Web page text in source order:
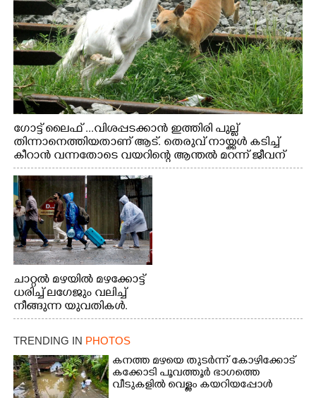
ഗോട്ട് ലൈഫ് ...വിശപ്പടക്കാൻ ഇത്തിരി പുല്ല്
തിന്നാനെത്തിയതാണ് ആട്. തെരുവ് നായ്ക്കൾ കടിച്ച്
കീറാൻ വന്നതോടെ വയറിന്റെ ആന്തൽ മറന്ന് ജീവന്
വേണ്ടിയായി ഓട്ടം. എറണാകുളം വാത്തുരുത്തിയിൽ
നിന്നുള്ള കാഴ്ച
ചാറ്റൽ മഴയിൽ മഴക്കോട്ട്
ധരിച്ച് ലഗേജും വലിച്ച്
നീങ്ങുന്ന യുവതികൾ.
എറണാകുളം മേനകയിൽ
നിന്നുള്ള കാഴ്ച
TRENDING IN PHOTOS
കനത്ത മഴയെ തുടർന്ന് കോഴിക്കോട്
കക്കോടി പൂവത്തൂർ ഭാഗത്തെ
വീടുകളിൽ വെള്ളം കയറിയപ്പോൾ